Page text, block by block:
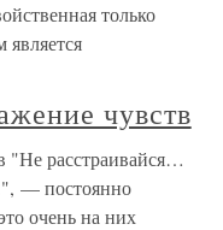
только
чувств
"Не расстраивайся…
— постоянно
очень на них